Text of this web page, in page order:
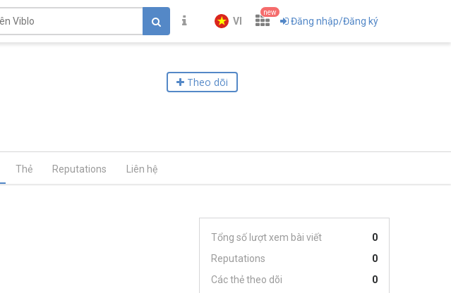
VI
new
Đăng nhập/Đăng ký
Theo dõi
Thẻ Reputations Liên hệ
Tổng số lượt xem bài viết
0
Reputations
0
Các thẻ theo dõi
0